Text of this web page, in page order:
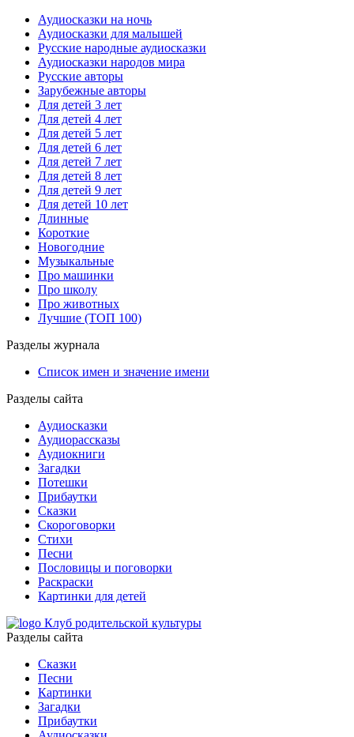
Аудиосказки на ночь
Аудиосказки для малышей
Русские народные аудиосказки
Аудиосказки народов мира
Русские авторы
Зарубежные авторы
Для детей 3 лет
Для детей 4 лет
Для детей 5 лет
Для детей 6 лет
Для детей 7 лет
Для детей 8 лет
Для детей 9 лет
Для детей 10 лет
Длинные
Короткие
Новогодние
Музыкальные
Про машинки
Про школу
Про животных
Лучшие (ТОП 100)
Разделы журнала
Список имен и значение имени
Разделы сайта
Аудиосказки
Аудиорассказы
Аудиокниги
Загадки
Потешки
Прибаутки
Сказки
Скороговорки
Стихи
Песни
Пословицы и поговорки
Раскраски
Картинки для детей
Клуб родительской культуры
Разделы сайта
Сказки
Песни
Картинки
Загадки
Прибаутки